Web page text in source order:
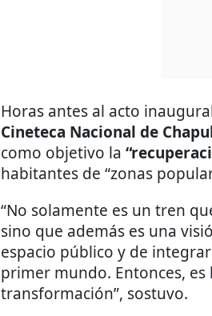
Horas antes al acto
Cineteca Nacional de
como objetivo la
habitantes de “zonas
“No solamente es un tren
sino que además es una
espacio público y de
primer mundo. Entonces,
transformación”, sostuvo.